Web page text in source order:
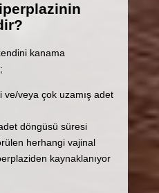
kanama
veya çok uzamış adet
döngüsü süresi
herhangi vajinal
kaynaklanıyor